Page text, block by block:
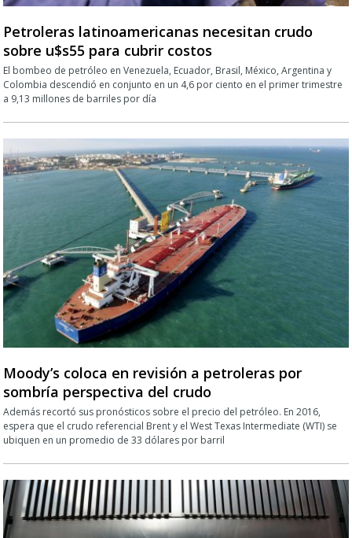
Petroleras latinoamericanas necesitan crudo
sobre u$s55 para cubrir costos
El bombeo de petróleo en Venezuela, Ecuador, Brasil, México, Argentina y
Colombia descendió en conjunto en un 4,6 por ciento en el primer trimestre
a 9,13 millones de barriles por día
Moody’s coloca en revisión a petroleras por
sombría perspectiva del crudo
Además recortó sus pronósticos sobre el precio del petróleo. En 2016,
espera que el crudo referencial Brent y el West Texas Intermediate (WTI) se
ubiquen en un promedio de 33 dólares por barril